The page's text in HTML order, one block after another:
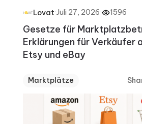
Lovat·Juli 27, 2026· 1596
Gesetze für
Erklärungen für Verkäufer
Etsy und eBay
Marktplätze